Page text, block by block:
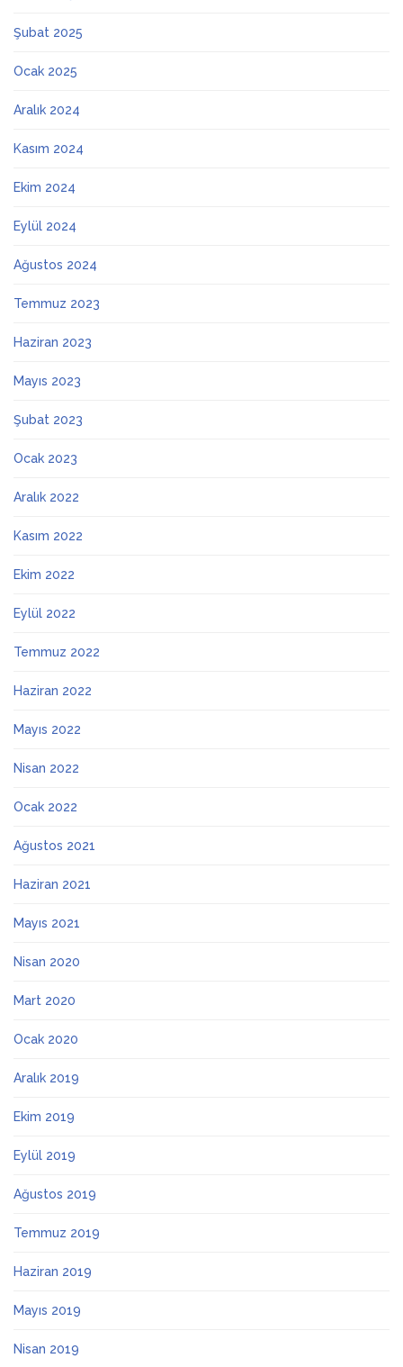
Şubat 2025
Ocak 2025
Aralık 2024
Kasım 2024
Ekim 2024
Eylül 2024
Ağustos 2024
Temmuz 2023
Haziran 2023
Mayıs 2023
Şubat 2023
Ocak 2023
Aralık 2022
Kasım 2022
Ekim 2022
Eylül 2022
Temmuz 2022
Haziran 2022
Mayıs 2022
Nisan 2022
Ocak 2022
Ağustos 2021
Haziran 2021
Mayıs 2021
Nisan 2020
Mart 2020
Ocak 2020
Aralık 2019
Ekim 2019
Eylül 2019
Ağustos 2019
Temmuz 2019
Haziran 2019
Mayıs 2019
Nisan 2019